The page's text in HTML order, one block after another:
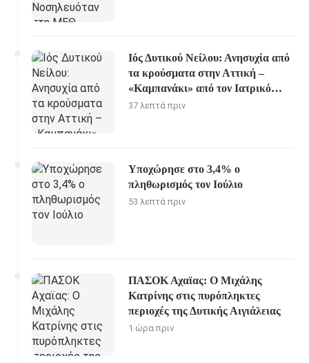
Ιός Δυτικού Νείλου: Ανησυχία από
τα κρούσματα στην Αττική –
«Καμπανάκι» από τον Ιατρικό
Σύλλογο Αθηνών
37 λεπτά πριν
Υποχώρησε στο 3,4% ο
πληθωρισμός τον Ιούλιο
53 λεπτά πριν
ΠΑΣΟΚ Αχαϊας: Ο Μιχάλης
Κατρίνης στις πυρόπληκτες
περιοχές της Δυτικής Αιγιάλειας
1 ώρα πριν